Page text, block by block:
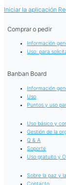
Iniciar la aplicación
Comprar o pedir
Información
Uso: para
Banban Board
Información
Uso
Puntos y uso
Uso básico y
Gestión de la
Q & A
Soporte
Uso gratuito y
Sobre la paz y
Contacto